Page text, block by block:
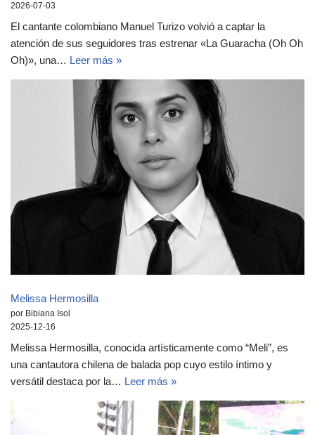
2026-07-03
El cantante colombiano Manuel Turizo volvió a captar la
atención de sus seguidores tras estrenar «La Guaracha (Oh Oh
Oh)», una… Leer más »
Melissa Hermosilla
por Bibiana Isol
2025-12-16
Melissa Hermosilla, conocida artísticamente como “Meli”, es
una cantautora chilena de balada pop cuyo estilo íntimo y
versátil destaca por la… Leer más »